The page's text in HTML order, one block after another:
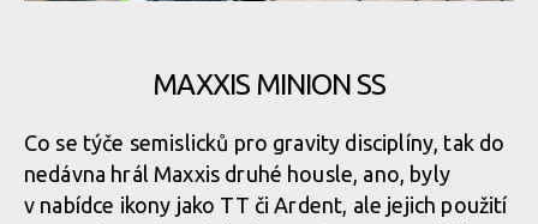
MAXXIS MINION SS
Co se týče semislicků pro gravity disciplíny, tak do
nedávna hrál Maxxis druhé housle, ano, byly
v nabídce ikony jako TT či Ardent, ale jejich použití